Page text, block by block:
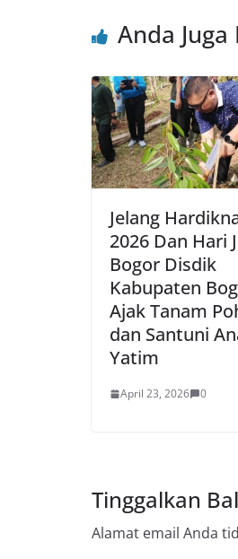
o
k
Anda
Jelang
2026 Dan Hari
Bogor Disdik
Kabupaten
Ajak Tanam
dan Santuni
Yatim
April 23, 2026 0
Tinggalkan
Alamat email Anda